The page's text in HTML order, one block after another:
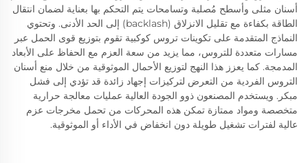
أسنان مثلى وأسطح مُصلبة وتسامحات يتم التحكم بها بعناية لضمان انتقال
الطاقة بكفاءة مع تقليل الانزلاق (backlash) إلى الحد الأدنى. وتحتوي
النماذج المتقدمة على تكوينات تروس كوكبية تقوم بتوزيع قوى الحمل عبر
مسارات متعددة للتروس، مما يزيد من سعة العزم مع الحفاظ على الأبعاد
المدمجة. كما يعزز هذا النهج لتوزيع الأحمال الموثوقية من خلال منع أسنان
التروس الفردية من التعرض لتركيزات إجهاد زائدة قد تؤدي إلى فشل
مبكر. ويستخدم المصنعون ذوو الجودة العالية عمليات معالجة حرارية
متخصصة ومواد ممتازة تمكن هذه المحركات من تحمل مخرجات عزم
عالية لفترات تشغيل طويلة دون انخفاض في الأداء أو الموثوقية.